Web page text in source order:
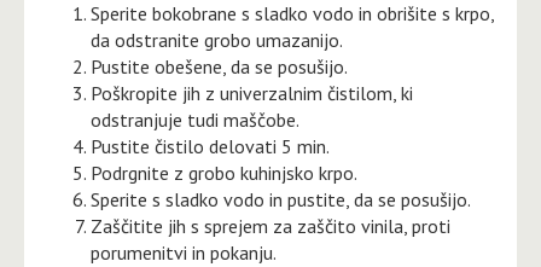
Sperite bokobrane s sladko vodo in obrišite s krpo,
da odstranite grobo umazanijo.
Pustite obešene, da se posušijo.
Poškropite jih z univerzalnim čistilom, ki
odstranjuje tudi maščobe.
Pustite čistilo delovati 5 min.
Podrgnite z grobo kuhinjsko krpo.
Sperite s sladko vodo in pustite, da se posušijo.
Zaščitite jih s sprejem za zaščito vinila, proti
porumenitvi in pokanju.